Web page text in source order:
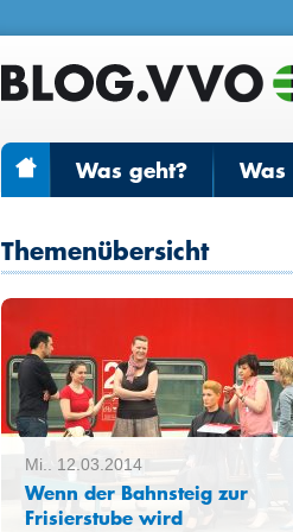
Was geht?
Themenübersicht
Mi.. 12.03.2014
Wenn der Bahnsteig zur
Frisierstube wird